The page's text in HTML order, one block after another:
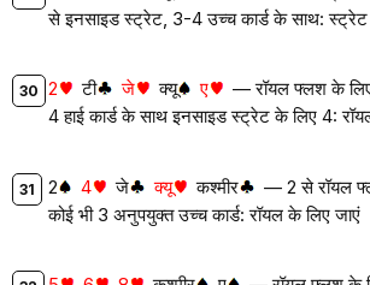
से इनसाइड स्ट्रेट, 3-4 उच्च कार्ड के साथ:
2 टी जे क्यू ए
— रॉयल फ्लश के लिए
4 हाई कार्ड के साथ इनसाइड स्ट्रेट के लिए 4:
2 4 जे क्यू कश्मीर
— 2 से रॉयल
कोई भी 3 अनुपयुक्त उच्च कार्ड: रॉयल के लिए जाएं